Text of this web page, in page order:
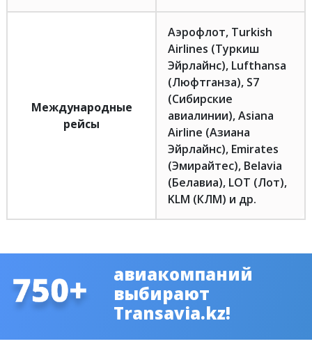
Международные
рейсы
Аэрофлот, Turkish
Airlines (Туркиш
Эйрлайнс), Lufthansa
(Люфтганза), S7
(Сибирские
авиалинии), Asiana
Airline (Азиана
Эйрлайнс), Emirates
(Эмирайтес), Belavia
(Белавиа), LOT (Лот),
KLM (КЛМ) и др.
авиакомпаний
выбирают
Transavia.kz!